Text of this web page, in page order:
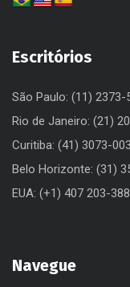
Escritórios
São Paulo: (11) 2373-
Rio de Janeiro: (21)
Curitiba: (41) 3073-
Belo Horizonte: (31)
EUA: (+1) 407 203-388
Navegue